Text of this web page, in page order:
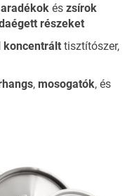
és zsírok
részeket
koncentrált tisztítószer,
, mosogatók, és